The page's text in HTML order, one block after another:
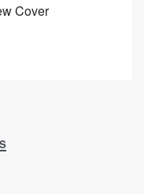
Cover